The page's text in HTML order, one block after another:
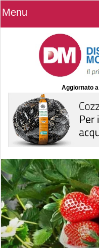
Menu
Aggiornato a